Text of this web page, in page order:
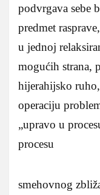
podvrgava sebe
predmet
u jednoj
mogućih strana,
hijerahijsko
operaciju
„upravo u
procesu
smehovnog